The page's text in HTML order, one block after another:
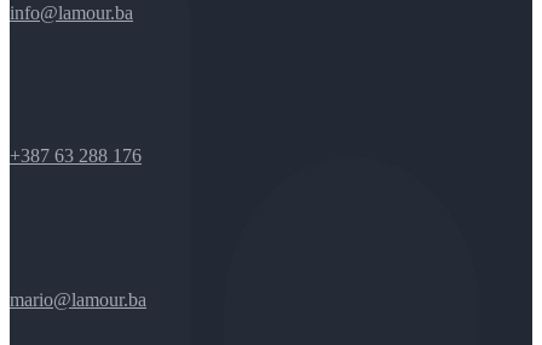
info@lamour.ba
+387 63 288 176
mario@lamour.ba